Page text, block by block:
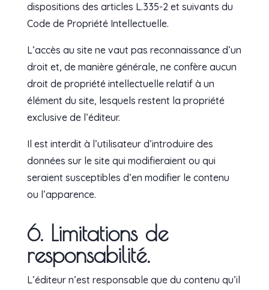
dispositions des articles L.335-2 et suivants du
Code de Propriété Intellectuelle.
L’accès au site ne vaut pas reconnaissance d’un
droit et, de manière générale, ne confère aucun
droit de propriété intellectuelle relatif à un
élément du site, lesquels restent la propriété
exclusive de l’éditeur.
Il est interdit à l’utilisateur d’introduire des
données sur le site qui modifieraient ou qui
seraient susceptibles d’en modifier le contenu
ou l’apparence.
6. Limitations de
responsabilité.
L’éditeur n’est responsable que du contenu qu’il